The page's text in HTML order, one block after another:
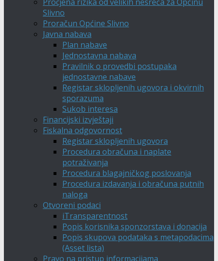
Slivno
Proračun Općine Slivno
Javna nabava
Plan nabave
Jednostavna nabava
Pravilnik o provedbi postupaka
jednostavne nabave
Registar sklopljenih ugovora i okvirnih
sporazuma
Sukob interesa
Financijski izvještaji
Fiskalna odgovornost
Registar sklopljenih ugovora
Procedura obračuna i naplate
potraživanja
Procedura blagajničkog poslovanja
Procedura izdavanja i obračuna putnih
naloga
Otvoreni podaci
iTransparentnost
Popis korisnika sponzorstava i donacija
Popis skupova podataka s metapodacima
(Asset lista)
Pravo na pristup informacijama